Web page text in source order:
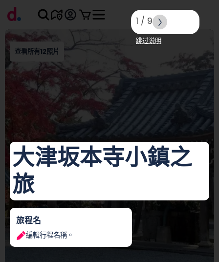
查看所有12照片
大津坂本寺小鎮之
旅
旅程名
編輯行程名稱。
1 / 9
跳过说明